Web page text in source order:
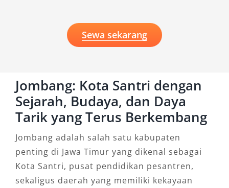
lebih nyaman, efisien, dan bebas kendala.
Dengan banyaknya pilihan armada, fasilitas
berbagai kebutuhan transportasi.
Jika Anda mencarirental mobil Jombang
murah, terpercaya, dan rating tinggi, pastikan
memilih penyedia layanan yang profesional
seperti Salsa Wisata agar pengalaman
perjalanan Anda benar-benar optimal.
Sewa sekarang
Jombang: Kota Santri dengan
Sejarah, Budaya, dan Daya
Tarik yang Terus Berkembang
Jombang adalah salah satu kabupaten
penting di Jawa Timur yang dikenal sebagai
Kota Santri, pusat pendidikan pesantren,
sekaligus daerah yang memiliki kekayaan